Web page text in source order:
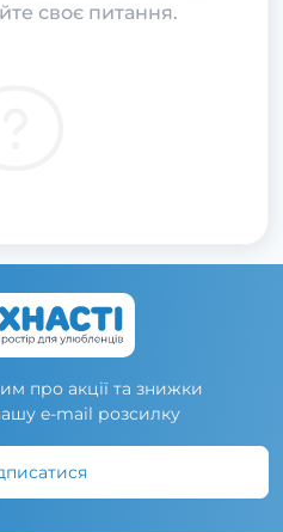
своє питання.
про акції та знижки
e-mail розсилку